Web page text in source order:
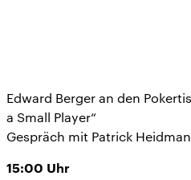
Edward Berger an den
a Small Player“
Gespräch mit Patrick
15:00 Uhr